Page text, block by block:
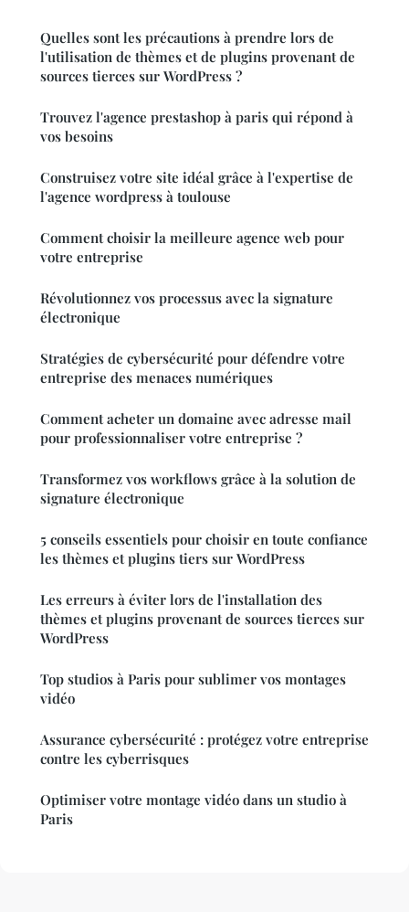
Quelles sont les précautions à prendre lors de
l'utilisation de thèmes et de plugins provenant de
sources tierces sur WordPress ?
Trouvez l'agence prestashop à paris qui répond à
vos besoins
Construisez votre site idéal grâce à l'expertise de
l'agence wordpress à toulouse
Comment choisir la meilleure agence web pour
votre entreprise
Révolutionnez vos processus avec la signature
électronique
Stratégies de cybersécurité pour défendre votre
entreprise des menaces numériques
Comment acheter un domaine avec adresse mail
pour professionnaliser votre entreprise ?
Transformez vos workflows grâce à la solution de
signature électronique
5 conseils essentiels pour choisir en toute confiance
les thèmes et plugins tiers sur WordPress
Les erreurs à éviter lors de l'installation des
thèmes et plugins provenant de sources tierces sur
WordPress
Top studios à Paris pour sublimer vos montages
vidéo
Assurance cybersécurité : protégez votre entreprise
contre les cyberrisques
Optimiser votre montage vidéo dans un studio à
Paris